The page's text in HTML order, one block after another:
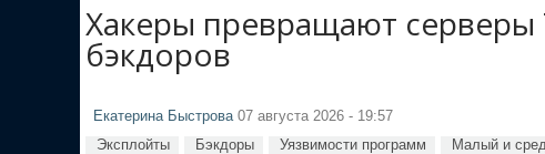
Хакеры превращают серверы
бэкдоров
Екатерина Быстрова 07 августа 2026 - 19:57
Эксплойты Бэкдоры Уязвимости программ Малый и